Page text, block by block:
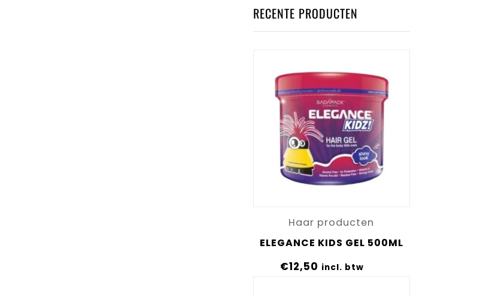
RECENTE PRODUCTEN
Haar producten
ELEGANCE KIDS GEL 500ML
€12,50 incl. btw